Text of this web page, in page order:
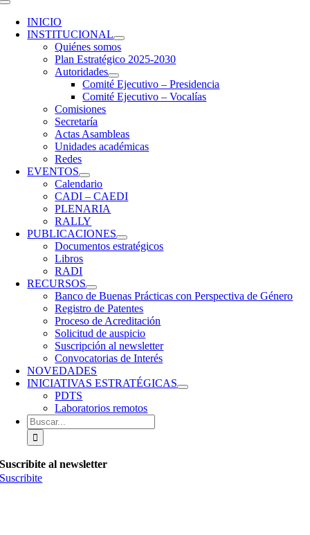
Toggle
Navigation
INICIO
INSTITUCIONAL
Quiénes somos
Plan Estratégico 2025-2030
Autoridades
Comité Ejecutivo – Presidencia
Comité Ejecutivo – Vocalías
Comisiones
Secretaría
Actas Asambleas
Unidades académicas
Redes
EVENTOS
Calendario
CADI – CAEDI
PLENARIA
RALLY
PUBLICACIONES
Documentos estratégicos
Libros
RADI
RECURSOS
Banco de Buenas Prácticas con Perspectiva de Género
Registro de Patentes
Proceso de Acreditación
Solicitud de auspicio
Suscripción al newsletter
Convocatorias de Interés
NOVEDADES
INICIATIVAS ESTRATÉGICAS
PDTS
Laboratorios remotos
Buscar:
Suscribite al newsletter
Suscribite